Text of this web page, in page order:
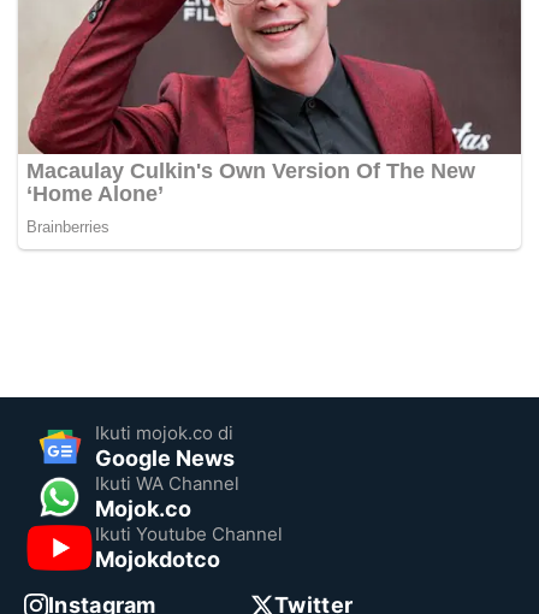
Ikuti mojok.co di
Google News
Ikuti WA Channel
Mojok.co
Ikuti Youtube Channel
Mojokdotco
Instagram
Twitter